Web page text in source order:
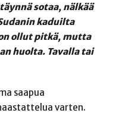
sotaa, nälkää
kaduilta
ollut pitkä, mutta
huolta. Tavalla tai
saapua
varten.